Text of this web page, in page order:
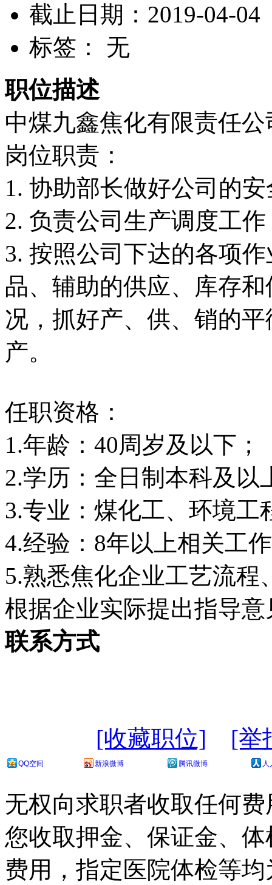
截止日期：2019-04-04
标签： 无
职位描述
中煤九鑫焦化有限责任公
岗位职责：
1. 协助部长做好公司的
2. 负责公司生产调度工作
3. 按照公司下达的各项
品、辅助的供应、库存
况，抓好产、供、销的
产。
任职资格：
1.年龄：40周岁及以下；
2.学历：全日制本科及以
3.专业：煤化工、环境工
4.经验：8年以上相关工
5.熟悉焦化企业工艺流
根据企业实际提出指导意
联系方式
[收藏职位] [举
QQ空间 新浪微博 腾讯微博 人
无权向求职者收取任何
您收取押金、保证金、
费用，指定医院体检等